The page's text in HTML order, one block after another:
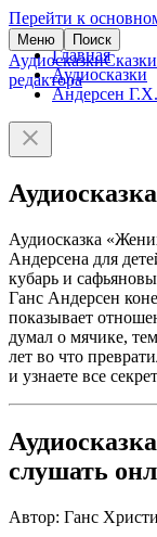
Перейти к
Меню Поиск
АудиосказкиСказки
редактора
Главная
Аудиосказки
Андерсен Г.Х.
Аудиосказка
Андерсена для
кубарь и
Ганс Андерсен
показывает
думал о мячике,
лет во что
и узнаете все
слушать
Автор: Ганс